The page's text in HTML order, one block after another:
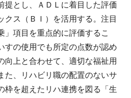
提とし、ＡＤＬに着目した評価
クス（ＢＩ）を活用する。注目
」項目を重点的に評価するこ
すの使用でも所定の点数が認め
向上と合わせて、適切な福祉用
た、リハビリ職の配置のないサ
枠を超えたリハ連携を図る「生